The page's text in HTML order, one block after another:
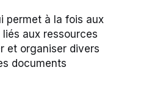
permet à la fois aux
aux ressources
et organiser divers
documents